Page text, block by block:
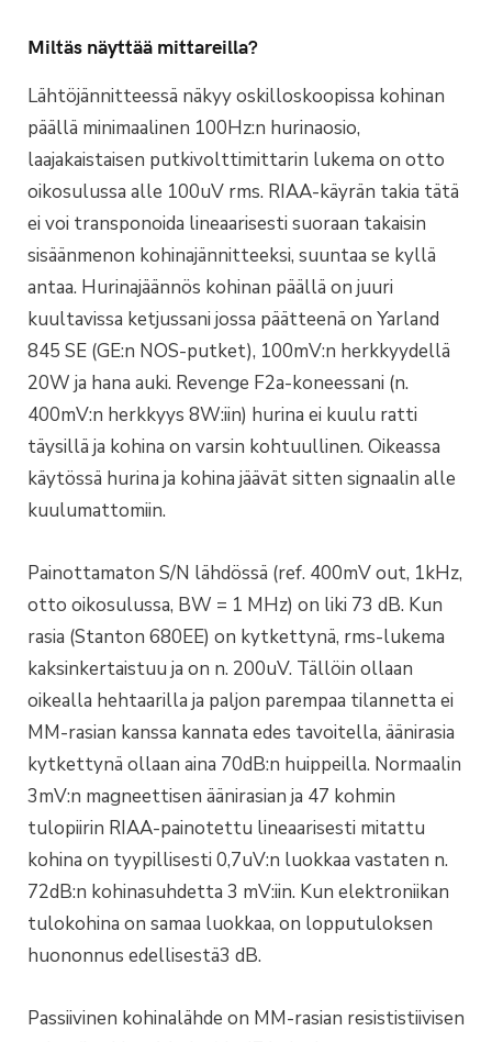
Miltäs näyttää mittareilla?
Lähtöjännitteessä näkyy oskilloskoopissa kohinan
päällä minimaalinen 100Hz:n hurinaosio,
laajakaistaisen putkivolttimittarin lukema on otto
oikosulussa alle 100uV rms. RIAA-käyrän takia tätä
ei voi transponoida lineaarisesti suoraan takaisin
sisäänmenon kohinajännitteeksi, suuntaa se kyllä
antaa. Hurinajäännös kohinan päällä on juuri
kuultavissa ketjussani jossa päätteenä on Yarland
845 SE (GE:n NOS-putket), 100mV:n herkkyydellä
20W ja hana auki. Revenge F2a-koneessani (n.
400mV:n herkkyys 8W:iin) hurina ei kuulu ratti
täysillä ja kohina on varsin kohtuullinen. Oikeassa
käytössä hurina ja kohina jäävät sitten signaalin alle
kuulumattomiin.
Painottamaton S/N lähdössä (ref. 400mV out, 1kHz,
otto oikosulussa, BW = 1 MHz) on liki 73 dB. Kun
rasia (Stanton 680EE) on kytkettynä, rms-lukema
kaksinkertaistuu ja on n. 200uV. Tällöin ollaan
oikealla hehtaarilla ja paljon parempaa tilannetta ei
MM-rasian kanssa kannata edes tavoitella, äänirasia
kytkettynä ollaan aina 70dB:n huippeilla. Normaalin
3mV:n magneettisen äänirasian ja 47 kohmin
tulopiirin RIAA-painotettu lineaarisesti mitattu
kohina on tyypillisesti 0,7uV:n luokkaa vastaten n.
72dB:n kohinasuhdetta 3 mV:iin. Kun elektroniikan
tulokohina on samaa luokkaa, on lopputuloksen
huononnus edellisestä3 dB.
Passiivinen kohinalähde on MM-rasian resististiivisen